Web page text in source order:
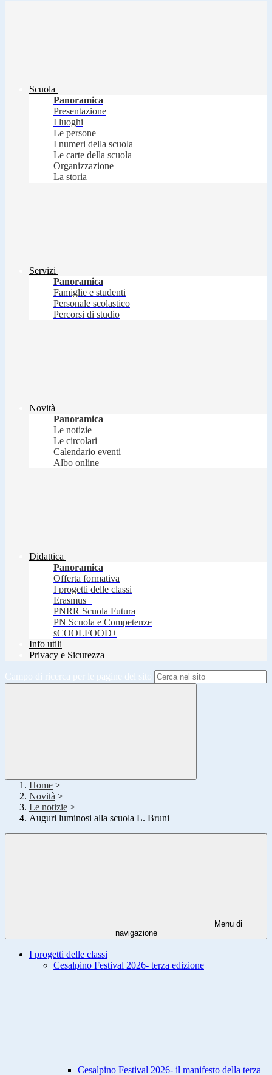
Scuola
Panoramica
Presentazione
I luoghi
Le persone
I numeri della scuola
Le carte della scuola
Organizzazione
La storia
Servizi
Panoramica
Famiglie e studenti
Personale scolastico
Percorsi di studio
Novità
Panoramica
Le notizie
Le circolari
Calendario eventi
Albo online
Didattica
Panoramica
Offerta formativa
I progetti delle classi
Erasmus+
PNRR Scuola Futura
PN Scuola e Competenze
sCOOLFOOD+
Info utili
Privacy e Sicurezza
Campo di ricerca per le pagine del sito
Home >
Novità >
Le notizie >
Auguri luminosi alla scuola L. Bruni
Menu di
navigazione
I progetti delle classi
Cesalpino Festival 2026- terza edizione
Cesalpino Festival 2026- il manifesto della terza